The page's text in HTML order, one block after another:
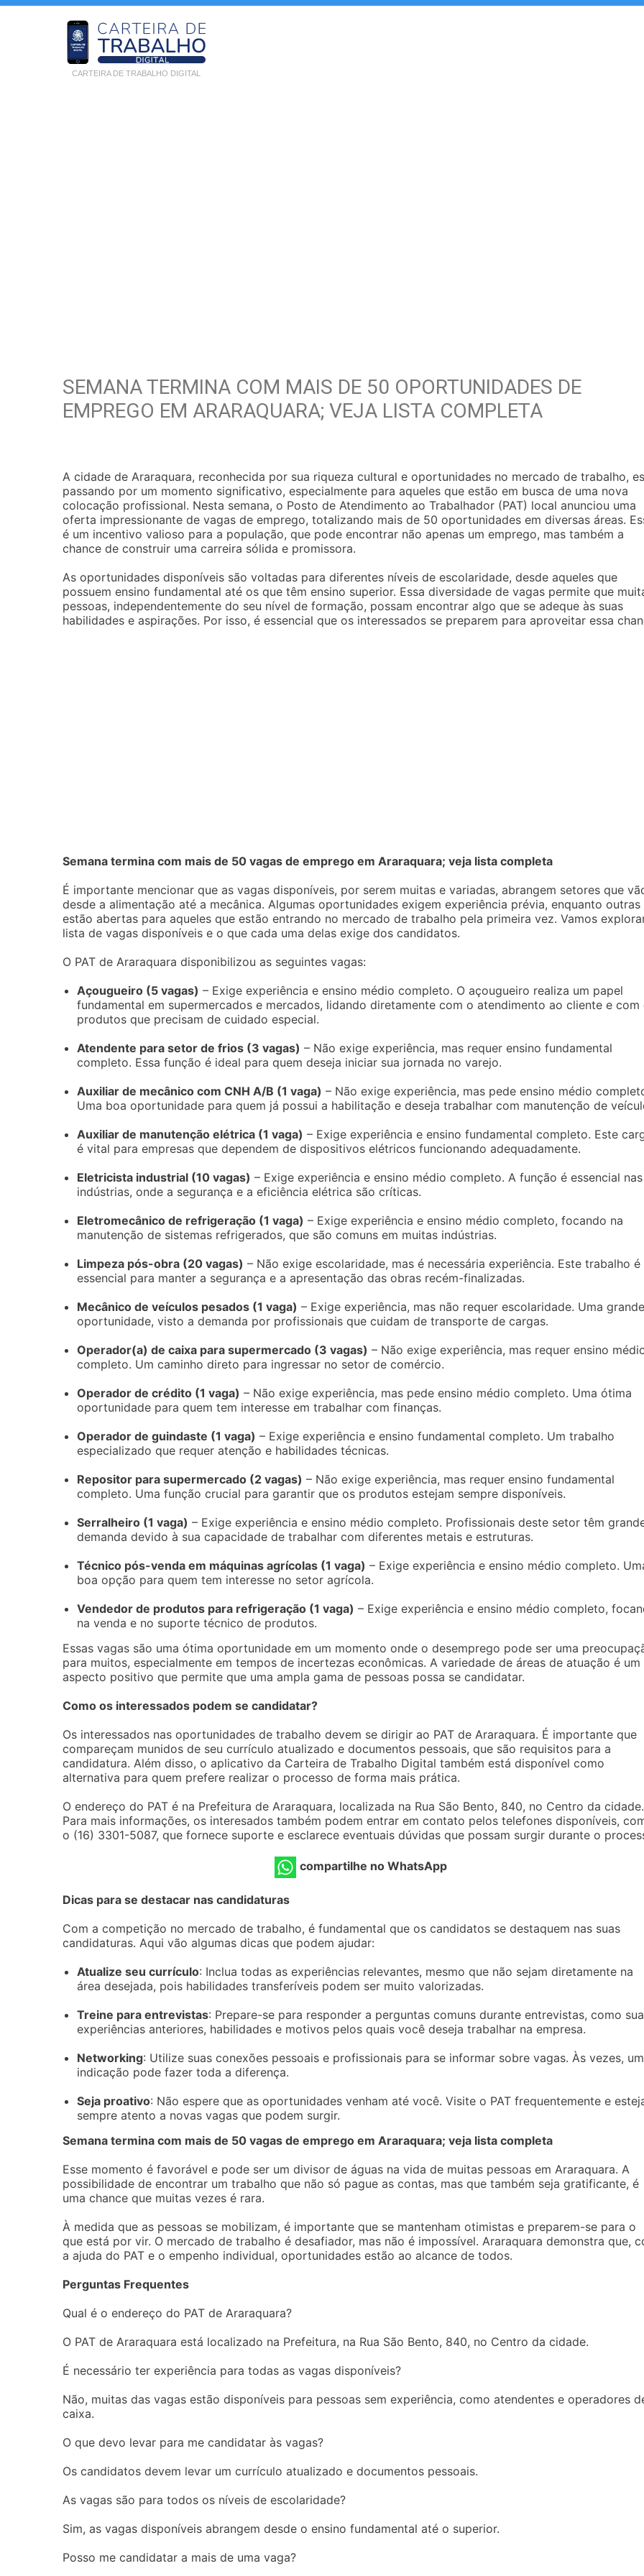
CARTEIRA DE TRABALHO DIGITAL
SEMANA TERMINA COM MAIS DE 50 OPORTUNIDADES DE
EMPREGO EM ARARAQUARA; VEJA LISTA COMPLETA
A cidade de Araraquara, reconhecida por sua riqueza cultural e oportunidades no mercado de trabalho,
passando por um momento significativo, especialmente para aqueles que estão em busca de uma nova
colocação profissional. Nesta semana, o Posto de Atendimento ao Trabalhador (PAT) local anunciou uma
oferta impressionante de vagas de emprego, totalizando mais de 50 oportunidades em diversas áreas.
é um incentivo valioso para a população, que pode encontrar não apenas um emprego, mas também a
chance de construir uma carreira sólida e promissora.
As oportunidades disponíveis são voltadas para diferentes níveis de escolaridade, desde aqueles que
possuem ensino fundamental até os que têm ensino superior. Essa diversidade de vagas permite que
pessoas, independentemente do seu nível de formação, possam encontrar algo que se adeque às suas
habilidades e aspirações. Por isso, é essencial que os interessados se preparem para aproveitar essa
Semana termina com mais de 50 vagas de emprego em Araraquara; veja lista completa
É importante mencionar que as vagas disponíveis, por serem muitas e variadas, abrangem setores que
desde a alimentação até a mecânica. Algumas oportunidades exigem experiência prévia, enquanto outras
estão abertas para aqueles que estão entrando no mercado de trabalho pela primeira vez. Vamos
lista de vagas disponíveis e o que cada uma delas exige dos candidatos.
O PAT de Araraquara disponibilizou as seguintes vagas:
Açougueiro (5 vagas) – Exige experiência e ensino médio completo. O açougueiro realiza um papel
fundamental em supermercados e mercados, lidando diretamente com o atendimento ao cliente e com
produtos que precisam de cuidado especial.
Atendente para setor de frios (3 vagas) – Não exige experiência, mas requer ensino fundamental
completo. Essa função é ideal para quem deseja iniciar sua jornada no varejo.
Auxiliar de mecânico com CNH A/B (1 vaga) – Não exige experiência, mas pede ensino médio
Uma boa oportunidade para quem já possui a habilitação e deseja trabalhar com manutenção de
Auxiliar de manutenção elétrica (1 vaga) – Exige experiência e ensino fundamental completo. Este
é vital para empresas que dependem de dispositivos elétricos funcionando adequadamente.
Eletricista industrial (10 vagas) – Exige experiência e ensino médio completo. A função é essencial nas
indústrias, onde a segurança e a eficiência elétrica são críticas.
Eletromecânico de refrigeração (1 vaga) – Exige experiência e ensino médio completo, focando na
manutenção de sistemas refrigerados, que são comuns em muitas indústrias.
Limpeza pós-obra (20 vagas) – Não exige escolaridade, mas é necessária experiência. Este trabalho é
essencial para manter a segurança e a apresentação das obras recém-finalizadas.
Mecânico de veículos pesados (1 vaga) – Exige experiência, mas não requer escolaridade. Uma grande
oportunidade, visto a demanda por profissionais que cuidam de transporte de cargas.
Operador(a) de caixa para supermercado (3 vagas) – Não exige experiência, mas requer ensino
completo. Um caminho direto para ingressar no setor de comércio.
Operador de crédito (1 vaga) – Não exige experiência, mas pede ensino médio completo. Uma ótima
oportunidade para quem tem interesse em trabalhar com finanças.
Operador de guindaste (1 vaga) – Exige experiência e ensino fundamental completo. Um trabalho
especializado que requer atenção e habilidades técnicas.
Repositor para supermercado (2 vagas) – Não exige experiência, mas requer ensino fundamental
completo. Uma função crucial para garantir que os produtos estejam sempre disponíveis.
Serralheiro (1 vaga) – Exige experiência e ensino médio completo. Profissionais deste setor têm
demanda devido à sua capacidade de trabalhar com diferentes metais e estruturas.
Técnico pós-venda em máquinas agrícolas (1 vaga) – Exige experiência e ensino médio completo.
boa opção para quem tem interesse no setor agrícola.
Vendedor de produtos para refrigeração (1 vaga) – Exige experiência e ensino médio completo,
na venda e no suporte técnico de produtos.
Essas vagas são uma ótima oportunidade em um momento onde o desemprego pode ser uma
para muitos, especialmente em tempos de incertezas econômicas. A variedade de áreas de atuação é um
aspecto positivo que permite que uma ampla gama de pessoas possa se candidatar.
Como os interessados podem se candidatar?
Os interessados nas oportunidades de trabalho devem se dirigir ao PAT de Araraquara. É importante que
compareçam munidos de seu currículo atualizado e documentos pessoais, que são requisitos para a
candidatura. Além disso, o aplicativo da Carteira de Trabalho Digital também está disponível como
alternativa para quem prefere realizar o processo de forma mais prática.
O endereço do PAT é na Prefeitura de Araraquara, localizada na Rua São Bento, 840, no Centro da cidade.
Para mais informações, os interesados também podem entrar em contato pelos telefones disponíveis,
o (16) 3301-5087, que fornece suporte e esclarece eventuais dúvidas que possam surgir durante o
compartilhe no WhatsApp
Dicas para se destacar nas candidaturas
Com a competição no mercado de trabalho, é fundamental que os candidatos se destaquem nas suas
candidaturas. Aqui vão algumas dicas que podem ajudar:
Atualize seu currículo: Inclua todas as experiências relevantes, mesmo que não sejam diretamente na
área desejada, pois habilidades transferíveis podem ser muito valorizadas.
Treine para entrevistas: Prepare-se para responder a perguntas comuns durante entrevistas, como
experiências anteriores, habilidades e motivos pelos quais você deseja trabalhar na empresa.
Networking: Utilize suas conexões pessoais e profissionais para se informar sobre vagas. Às vezes,
indicação pode fazer toda a diferença.
Seja proativo: Não espere que as oportunidades venham até você. Visite o PAT frequentemente e
sempre atento a novas vagas que podem surgir.
Semana termina com mais de 50 vagas de emprego em Araraquara; veja lista completa
Esse momento é favorável e pode ser um divisor de águas na vida de muitas pessoas em Araraquara. A
possibilidade de encontrar um trabalho que não só pague as contas, mas que também seja gratificante, é
uma chance que muitas vezes é rara.
À medida que as pessoas se mobilizam, é importante que se mantenham otimistas e preparem-se para o
que está por vir. O mercado de trabalho é desafiador, mas não é impossível. Araraquara demonstra que,
a ajuda do PAT e o empenho individual, oportunidades estão ao alcance de todos.
Perguntas Frequentes
Qual é o endereço do PAT de Araraquara?
O PAT de Araraquara está localizado na Prefeitura, na Rua São Bento, 840, no Centro da cidade.
É necessário ter experiência para todas as vagas disponíveis?
Não, muitas das vagas estão disponíveis para pessoas sem experiência, como atendentes e operadores
caixa.
O que devo levar para me candidatar às vagas?
Os candidatos devem levar um currículo atualizado e documentos pessoais.
As vagas são para todos os níveis de escolaridade?
Sim, as vagas disponíveis abrangem desde o ensino fundamental até o superior.
Posso me candidatar a mais de uma vaga?